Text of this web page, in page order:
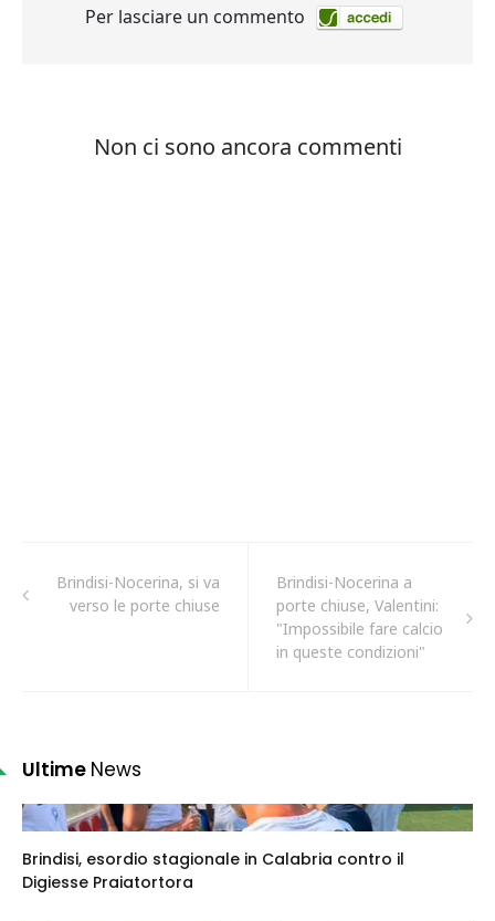
Brindisi-Nocerina, si va
verso le porte chiuse
Brindisi-Nocerina a
porte chiuse, Valentini:
"Impossibile fare calcio
in queste condizioni"
Ultime News
Brindisi, esordio stagionale in Calabria contro il
Digiesse Praiatortora